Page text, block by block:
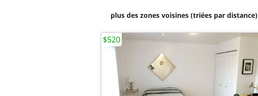
plus des zones voisines (triées par distance)
$520